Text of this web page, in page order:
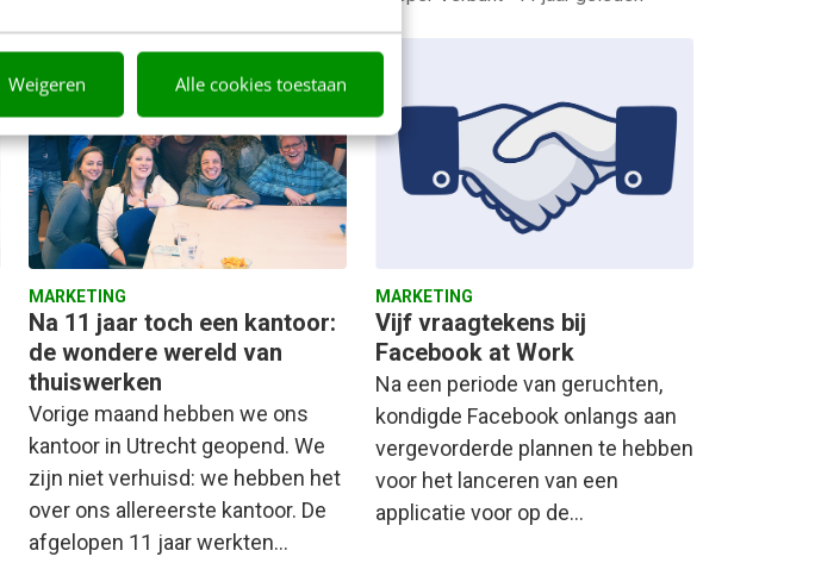
Weigeren Alle cookies toestaan
MARKETING
Na 11 jaar toch een kantoor:
de wondere wereld van
thuiswerken
Vorige maand hebben we ons
kantoor in Utrecht geopend. We
zijn niet verhuisd: we hebben het
over ons allereerste kantoor. De
afgelopen 11 jaar werkten…
MARKETING
Vijf vraagtekens bij
Facebook at Work
Na een periode van geruchten,
kondigde Facebook onlangs aan
vergevorderde plannen te hebben
voor het lanceren van een
applicatie voor op de…